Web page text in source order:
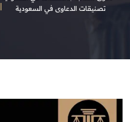
تصنيقات الدعاوى في السعودية